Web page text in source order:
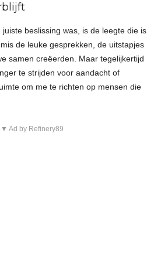
beslissing was, is de leegte die is
de leuke gesprekken, de uitstapjes
samen creëerden. Maar tegelijkertijd
te strijden voor aandacht of
om me te richten op mensen die
▼ Ad by Refinery89